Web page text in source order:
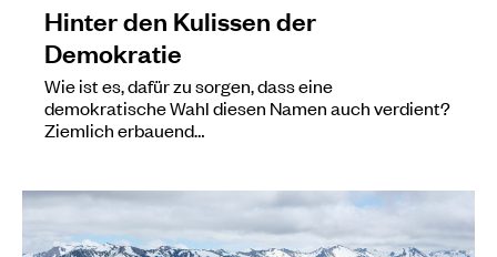
Hinter den Kulissen der
Demokratie
Wie ist es, dafür zu sorgen, dass eine
demokratische Wahl diesen Namen auch verdient?
Ziemlich erbauend…